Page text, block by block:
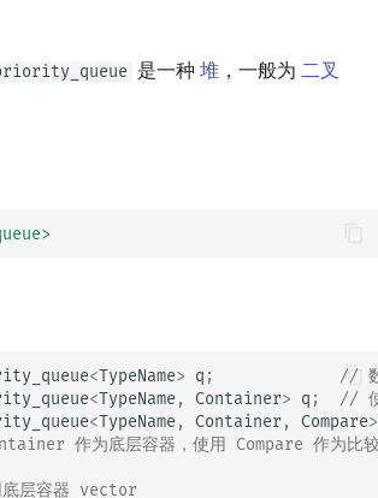
是一种 堆 ，一般为 二叉
<TypeName> q ;
// 数
<TypeName , Container> q ;
//
<TypeName , Container, Compare>
作为底层容器，使用 Compare 作为比
层容器 vector